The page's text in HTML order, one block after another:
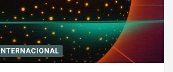
INTERNACIONAL